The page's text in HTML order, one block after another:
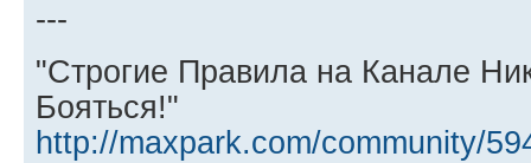
---
"Строгие Правила на Канале
Бояться!"
http://maxpark.com/community/